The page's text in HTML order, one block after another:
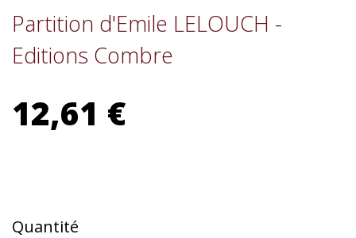
Partition d'Emile LELOUCH -
Editions Combre
12,61 €
Quantité